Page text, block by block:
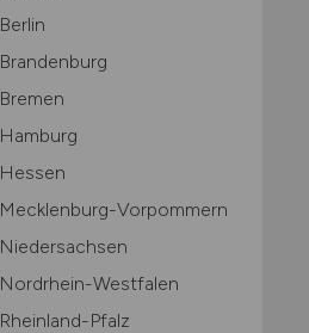
Berlin
Brandenburg
Bremen
Hamburg
Hessen
Mecklenburg-Vorpommern
Niedersachsen
Nordrhein-Westfalen
Rheinland-Pfalz